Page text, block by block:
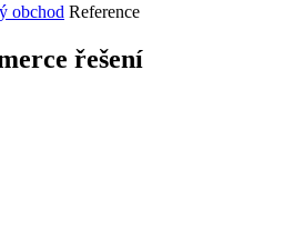
obchod Reference
řešení